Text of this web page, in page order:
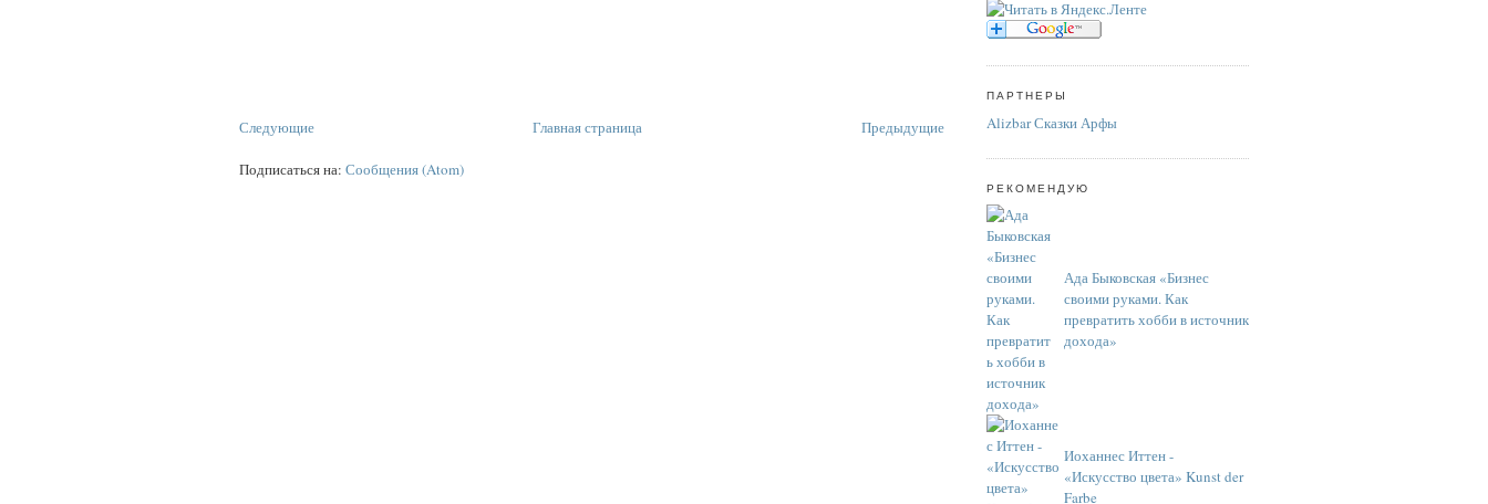
Следующие Предыдущие
Главная страница
Подписаться на: Сообщения (Atom)
ПАРТНЕРЫ
Alizbar Сказки Арфы
РЕКОМЕНДУЮ
Ада Быковская «Бизнес
своими руками. Как
превратить хобби в источник
дохода»
Иоханнес Иттен -
«Искусство цвета» Kunst der
Farbe